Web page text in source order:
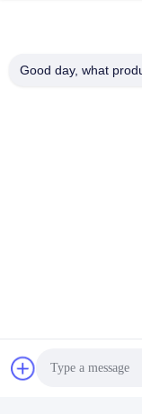
Leverancier. Copyright
Good day, what